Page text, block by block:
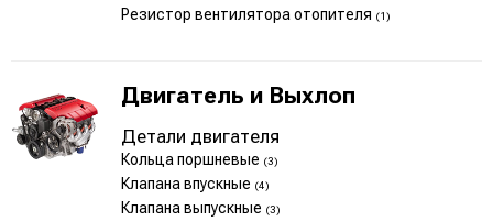
Резистор вентилятора отопителя (1)
Двигатель и Выхлоп
Детали двигателя
Кольца поршневые (3)
Клапана впускные (4)
Клапана выпускные (3)